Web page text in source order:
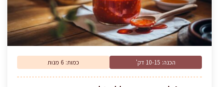
הכנה: 10-15 דק' כמות: 6 מנות